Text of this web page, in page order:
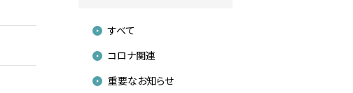
すべて
コロナ関連
重要なお知らせ